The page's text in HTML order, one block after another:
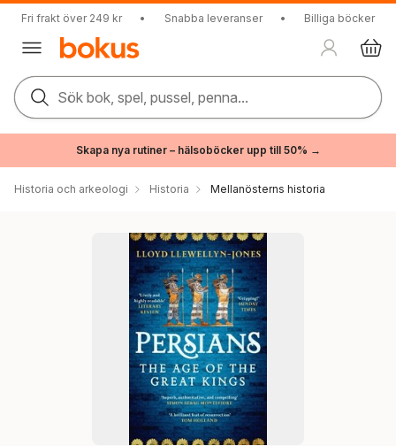
Fri frakt över 249 kr • Snabba leveranser • Billiga böcker
Sök bok, spel, pussel, penna...
Skapa nya rutiner – hälsoböcker upp till 50% →
Historia och arkeologi Historia Mellanösterns historia